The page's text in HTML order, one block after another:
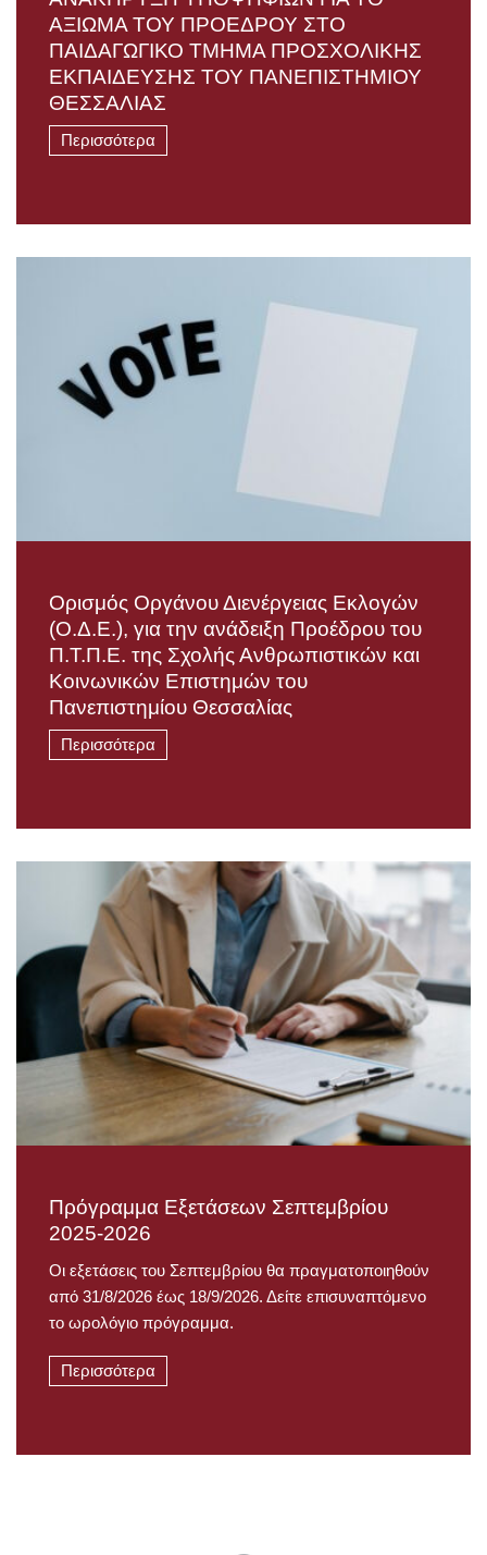
ΑΞΙΩΜΑ ΤΟΥ ΠΡΟΕΔΡΟΥ ΣΤΟ
ΠΑΙΔΑΓΩΓΙΚΟ ΤΜΗΜΑ ΠΡΟΣΧΟΛΙΚΗΣ
ΕΚΠΑΙΔΕΥΣΗΣ ΤΟΥ ΠΑΝΕΠΙΣΤΗΜΙΟΥ
ΘΕΣΣΑΛΙΑΣ
Περισσότερα
Ορισμός Οργάνου Διενέργειας Εκλογών
(Ο.Δ.Ε.), για την ανάδειξη Προέδρου του
Π.Τ.Π.Ε. της Σχολής Ανθρωπιστικών και
Κοινωνικών Επιστημών του
Πανεπιστημίου Θεσσαλίας
Περισσότερα
Πρόγραμμα Εξετάσεων Σεπτεμβρίου
2025-2026
Οι εξετάσεις του Σεπτεμβρίου θα πραγματοποιηθούν
από 31/8/2026 έως 18/9/2026. Δείτε επισυναπτόμενο
το ωρολόγιο πρόγραμμα.
Περισσότερα